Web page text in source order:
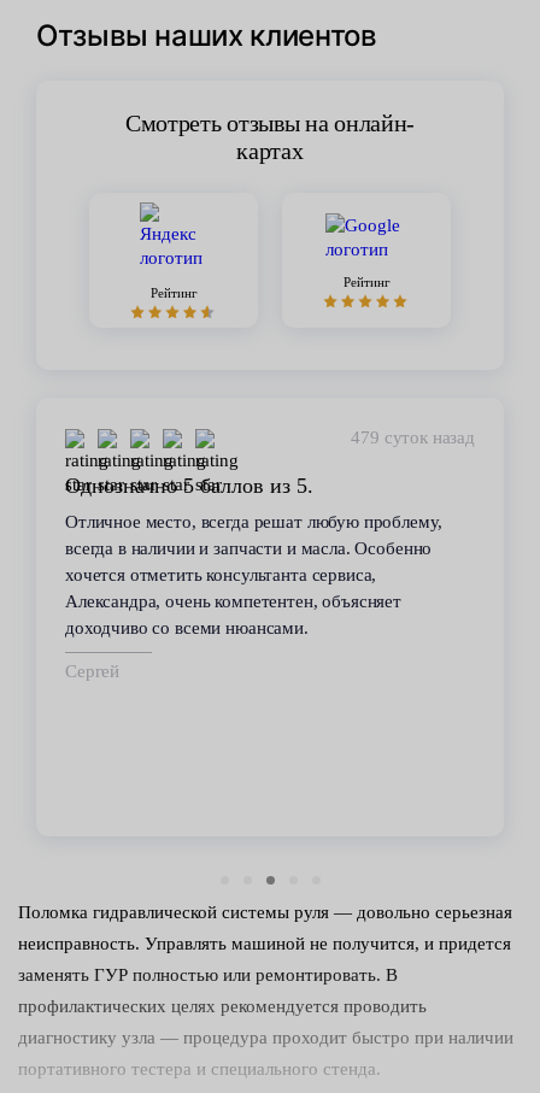
Отзывы наших клиентов
Смотреть отзывы на онлайн-
картах
Рейтинг
Рейтинг
479 суток назад
Однозначно 5 баллов из 5.
Отличное место, всегда решат любую проблему,
всегда в наличии и запчасти и масла. Особенно
хочется отметить консультанта сервиса,
Александра, очень компетентен, объясняет
доходчиво со всеми нюансами.
Сергей
Поломка гидравлической системы руля — довольно серьезная
неисправность. Управлять машиной не получится, и придется
заменять ГУР полностью или ремонтировать. В
профилактических целях рекомендуется проводить
диагностику узла — процедура проходит быстро при наличии
портативного тестера и специального стенда.